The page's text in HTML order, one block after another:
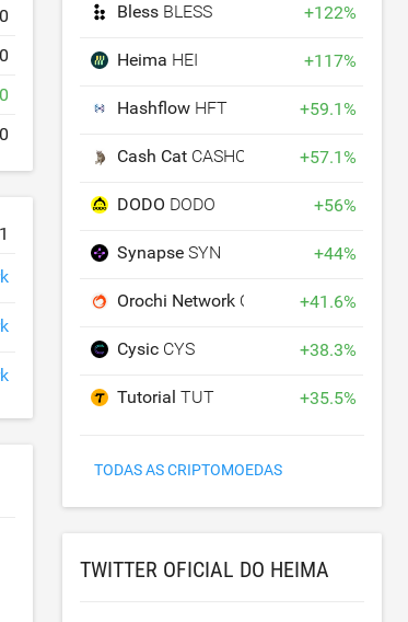
Bless BLESS +122%
Heima HEI +117%
Hashflow HFT +59.1%
Cash Cat CASHCAT +57.1%
DODO DODO +56%
SynapseSYN +44%
Orochi Network ON +41.6%
Cysic CYS +38.3%
TutorialTUT +35.5%
TODAS AS CRIPTOMOEDAS
TWITTER OFICIAL DO HEIMA